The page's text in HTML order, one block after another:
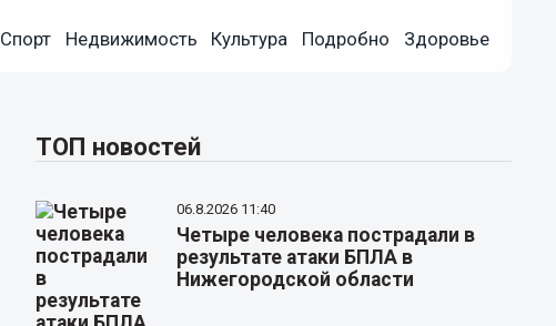
Спорт Недвижимость Культура Подробно Здоровье
ТОП новостей
06.8.2026 11:40
Четыре человека пострадали в
результате атаки БПЛА в
Нижегородской области